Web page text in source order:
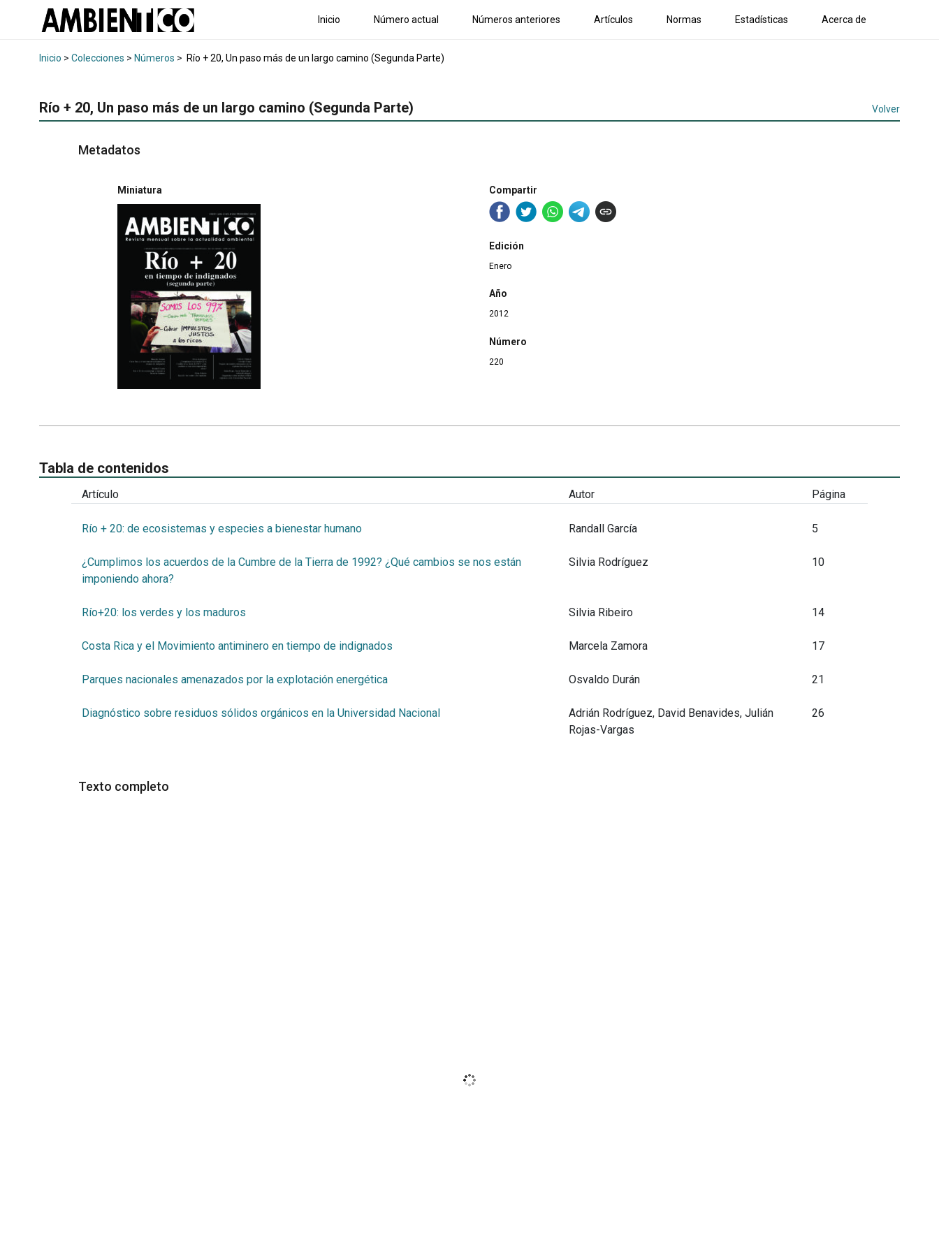
Inicio Número actual Números anteriores Artículos Normas Estadísticas Acerca de
Inicio > Colecciones > Números > Río + 20, Un paso más de un largo camino (Segunda Parte)
Río + 20, Un paso más de un largo camino (Segunda Parte) Volver
Metadatos
Miniatura Compartir
Edición
Enero
Año
2012
Número
220
Tabla de contenidos
Artículo Autor Página
Río + 20: de ecosistemas y especies a bienestar humano Randall García 5
¿Cumplimos los acuerdos de la Cumbre de la Tierra de 1992? ¿Qué cambios se nos están
imponiendo ahora?
Silvia Rodríguez 10
Río+20: los verdes y los maduros Silvia Ribeiro 14
Costa Rica y el Movimiento antiminero en tiempo de indignados Marcela Zamora 17
Parques nacionales amenazados por la explotación energética Osvaldo Durán 21
Diagnóstico sobre residuos sólidos orgánicos en la Universidad Nacional
Adrián Rodríguez, David Benavides, Julián
Rojas-Vargas
26
Texto completo